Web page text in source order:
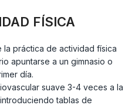
FÍSICA
práctica de actividad física
apuntarse a un gimnasio o
día.
suave 3-4 veces a la
tablas de